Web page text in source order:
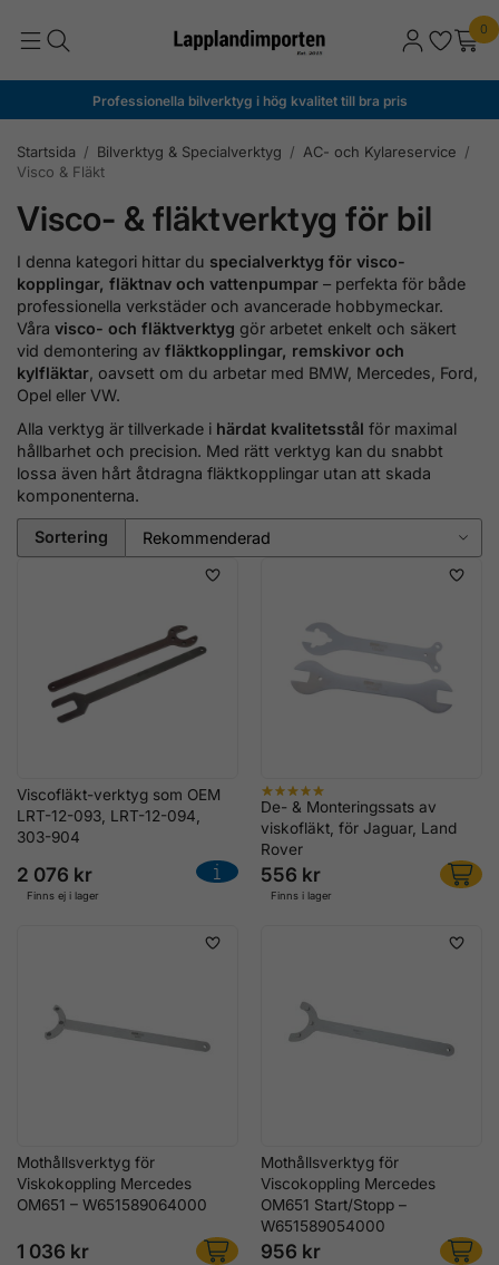
0
Professionella bilverktyg i hög kvalitet till bra pris
Startsida / Bilverktyg & Specialverktyg / AC- och Kylareservice /
Visco & Fläkt
Visco- & fläktverktyg för bil
I denna kategori hittar du specialverktyg för visco-
kopplingar, fläktnav och vattenpumpar – perfekta för både
professionella verkstäder och avancerade hobbymeckar.
Våra visco- och fläktverktyg gör arbetet enkelt och säkert
vid demontering av fläktkopplingar, remskivor och
kylfläktar, oavsett om du arbetar med BMW, Mercedes, Ford,
Opel eller VW.
Alla verktyg är tillverkade i härdat kvalitetsstål för maximal
hållbarhet och precision. Med rätt verktyg kan du snabbt
lossa även hårt åtdragna fläktkopplingar utan att skada
komponenterna.
Sortering
Viscofläkt-verktyg som OEM
LRT-12-093, LRT-12-094,
303-904
2 076 kr
Finns ej i lager
De- & Monteringssats av
viskofläkt, för Jaguar, Land
Rover
556 kr
Finns i lager
Mothållsverktyg för
Viskokoppling Mercedes
OM651 – W651589064000
1 036 kr
Mothållsverktyg för
Viscokoppling Mercedes
OM651 Start/Stopp –
W651589054000
956 kr